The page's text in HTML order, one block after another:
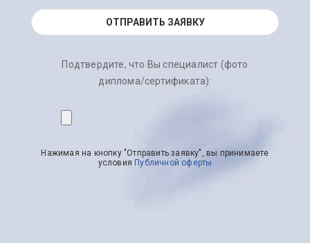
Подтвердите, что Вы специалист (фото
диплома/сертификата):
Нажимая на кнопку "Отправить заявку", вы принимаете
условия Публичной оферты